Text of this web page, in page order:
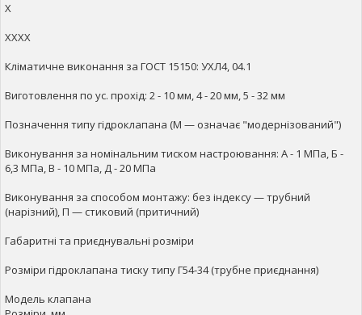
Х
ХХХХ
Кліматичне виконання за ГОСТ 15150: УХЛ4, 04.1
Виготовлення по ус. прохід: 2 - 10 мм, 4 - 20 мм, 5 - 32 мм
Позначення типу гідроклапана (М — означає "модернізований")
Виконування за номінальним тиском настроювання: А - 1 МПа, Б -
6,3 МПа, В - 10 МПа, Д - 20 МПа
Виконування за способом монтажу: без індексу — трубний
(нарізний), П — стиковий (притичний)
Габаритні та приєднувальні розміри
Розміри гідроклапана тиску типу Г54-34 (трубне приєднання)
Модель клапана